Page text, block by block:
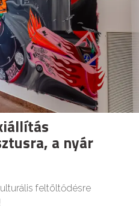
a nyár
feltöltődésre